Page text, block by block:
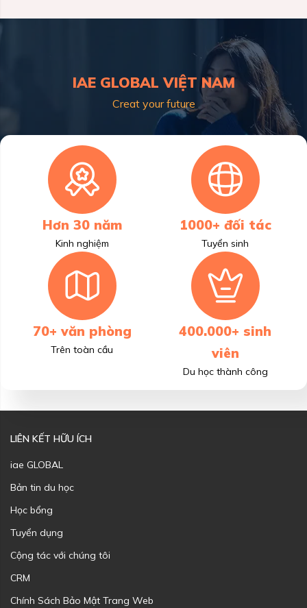
IAE GLOBAL VIỆT NAM
Creat your future
Hơn 30 năm
Kinh nghiệm
1000+ đối tác
Tuyển sinh
70+ văn phòng
Trên toàn cầu
400.000+ sinh
viên
Du học thành công
LIÊN KẾT HỮU ÍCH
iae GLOBAL
Bản tin du học
Học bổng
Tuyển dụng
Cộng tác với chúng tôi
CRM
Chính Sách Bảo Mật Trang Web